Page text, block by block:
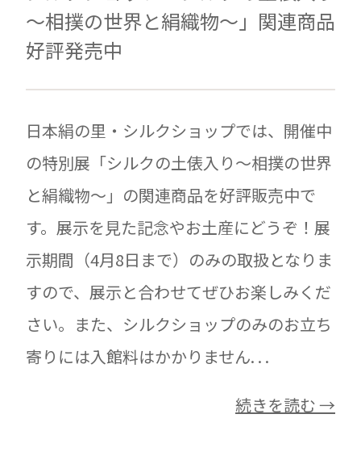
～相撲の世界と絹織物～」関連商品
好評発売中
日本絹の里・シルクショップでは、開催中
の特別展「シルクの土俵入り～相撲の世界
と絹織物～」の関連商品を好評販売中で
す。展示を見た記念やお土産にどうぞ！展
示期間（4月8日まで）のみの取扱となりま
すので、展示と合わせてぜひお楽しみくだ
さい。また、シルクショップのみのお立ち
寄りには入館料はかかりません. . .
続きを読む →